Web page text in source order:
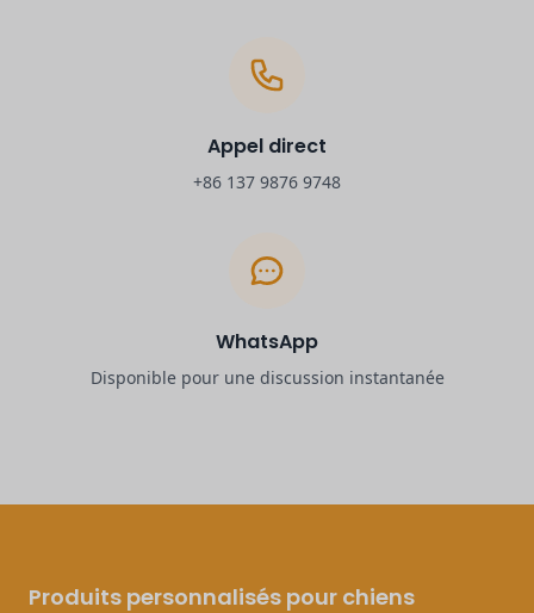
Appel direct
+86 137 9876 9748
WhatsApp
Disponible pour une discussion instantanée
Produits personnalisés pour chiens